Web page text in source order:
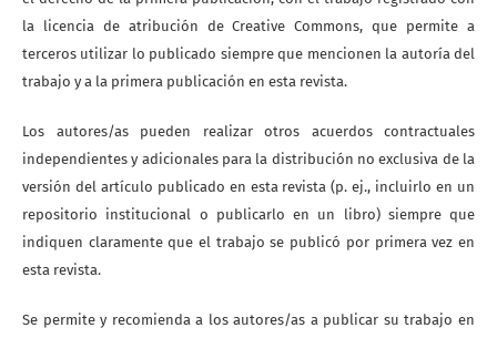
la licencia de atribución de Creative Commons, que permite a
terceros utilizar lo publicado siempre que mencionen la autoría del
trabajo y a la primera publicación en esta revista.
Los autores/as pueden realizar otros acuerdos contractuales
independientes y adicionales para la distribución no exclusiva de la
versión del artículo publicado en esta revista (p. ej., incluirlo en un
repositorio institucional o publicarlo en un libro) siempre que
indiquen claramente que el trabajo se publicó por primera vez en
esta revista.
Se permite y recomienda a los autores/as a publicar su trabajo en